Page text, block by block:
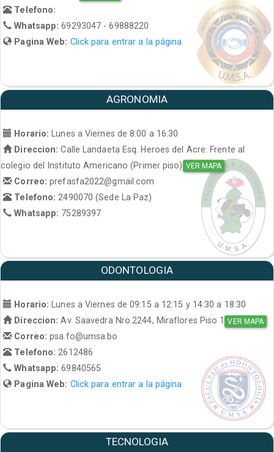
Telefono:
Whatsapp:69293047 - 69888220
Pagina Web: Click para entrar a la página
AGRONOMIA
Horario:
Lunes a Viernes de 8:00 a 16:30
Direccion: Calle Landaeta Esq. Heroes del Acre: Frente al
colegio del Instituto Americano (Primer piso) VER MAPA
Correo:prefasfa2022@gmail.com
Telefono: 2490070 (Sede La Paz)
Whatsapp: 75289397
ODONTOLOGIA
Horario: Lunes a Viernes de 09:15 a 12:15 y 14:30 a 18:30
Direccion: Av. Saavedra Nro.2244, Miraflores Piso 1 VER MAPA
Correo:psa.fo@umsa.bo
Telefono:2612486
Whatsapp:69840565
Pagina Web: Click para entrar a la página
TECNOLOGIA